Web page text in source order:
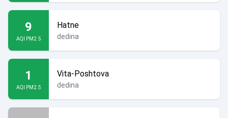
9
AQI PM2.5
Hatne
dedina
1
AQI PM2.5
Vita-Poshtova
dedina